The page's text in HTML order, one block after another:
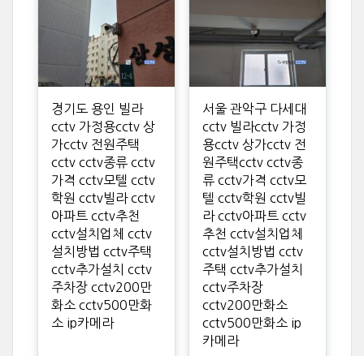
경기도 용인 빌라
cctv 가정용cctv 상
가cctv 전원주택
cctv cctv종류 cctv
가격 cctv모텔 cctv
학원 cctv빌라 cctv
아파트 cctv추천
cctv설치업체 cctv
설치방법 cctv주택
cctv추가설치 cctv
주차장 cctv200만
화소 cctv500만화
소 ip카메라
서울 관악구 다세대
cctv 빌라cctv 가정
용cctv 상가cctv 전
원주택cctv cctv종
류 cctv가격 cctv모
텔 cctv학원 cctv빌
라 cctv아파트 cctv
추천 cctv설치업체
cctv설치방법 cctv
주택 cctv추가설치
cctv주차장
cctv200만화소
cctv500만화소 ip
카메라